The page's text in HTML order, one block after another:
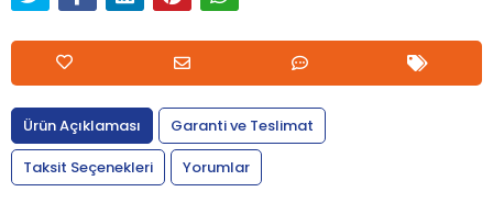
Ürün Açıklaması
Garanti ve Teslimat
Taksit Seçenekleri
Yorumlar